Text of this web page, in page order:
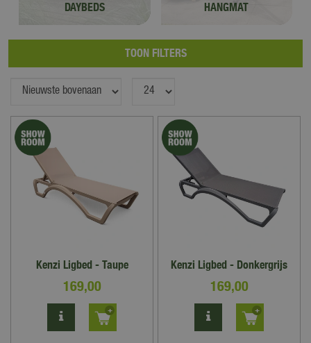
DAYBEDS HANGMAT
TOON FILTERS
Kenzi Ligbed - Taupe
169,00
Kenzi Ligbed - Donkergrijs
169,00